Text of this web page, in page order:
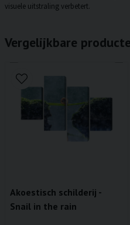
visuele uitstraling verbetert.
Vergelijkbare
Akoestisch schilderij -
Snail in the rain